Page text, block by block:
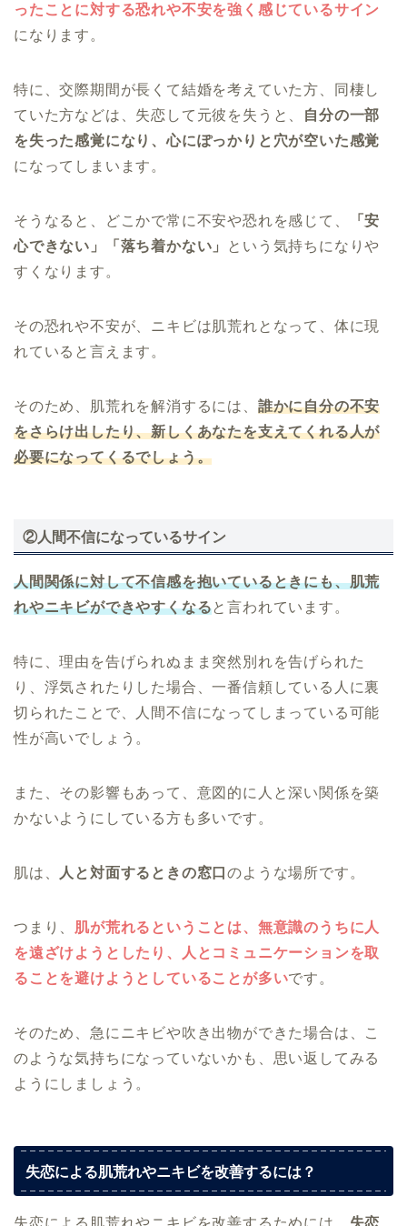
ったことに対する恐れや不安を強く感じているサイン
になります。
特に、交際期間が長くて結婚を考えていた方、同棲し
ていた方などは、失恋して元彼を失うと、
自分の一部
を失った感覚になり、心にぽっかりと穴が空いた感覚
になってしまいます。
そうなると、どこかで常に不安や恐れを感じて、
「安
心できない」「落ち着かない」
という気持ちになりや
すくなります。
その恐れや不安が、ニキビは肌荒れとなって、体に現
れていると言えます。
そのため、肌荒れを解消するには、 誰かに自分の不安
をさらけ出したり、新しくあなたを支えてくれる人が
必要になってくるでしょう。
②人間不信になっているサイン
人間関係に対して不信感を抱いているときにも、肌荒
れやニキビができやすくなると言われています。
特に、理由を告げられぬまま突然別れを告げられた
り、浮気されたりした場合、一番信頼している人に裏
切られたことで、人間不信になってしまっている可能
性が高いでしょう。
また、その影響もあって、意図的に人と深い関係を築
かないようにしている方も多いです。
肌は、 人と対面するときの窓口のような場所です。
つまり、 肌が荒れるということは、無意識のうちに人
を遠ざけようとしたり、人とコミュニケーションを取
ることを避けようとしていることが多いです。
そのため、急にニキビや吹き出物ができた場合は、こ
のような気持ちになっていないかも、思い返してみる
ようにしましょう。
失恋による肌荒れやニキビを改善するには？